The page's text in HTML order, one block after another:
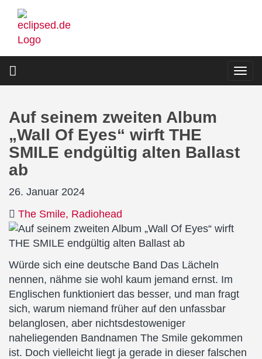
Direkt
zum
Inhalt
Auf seinem zweiten Album
„Wall Of Eyes“ wirft THE
SMILE endgültig alten Ballast
ab
26. Januar 2024
The Smile Radiohead
Würde sich eine deutsche Band Das Lächeln
nennen, nähme sie wohl kaum jemand ernst. Im
Englischen funktioniert das besser, und man fragt
sich, warum niemand früher auf den unfassbar
belanglosen, aber nichtsdestoweniger
naheliegenden Bandnamen The Smile gekommen
ist. Doch vielleicht liegt ja gerade in dieser falschen